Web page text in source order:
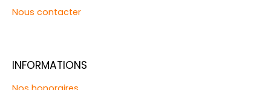
Nous contacter
INFORMATIONS